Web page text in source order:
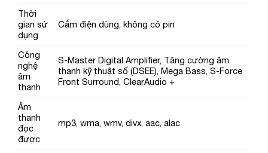
Thời
gian sử
dụng
Cắm điện dùng, không có pin
Công
nghệ
âm
thanh
S-Master Digital Amplifier, Tăng cường âm
thanh kỹ thuật số (DSEE), Mega Bass, S-Force
Front Surround, ClearAudio +
Âm
thanh
đọc
được
mp3, wma, wmv, divx, aac, alac